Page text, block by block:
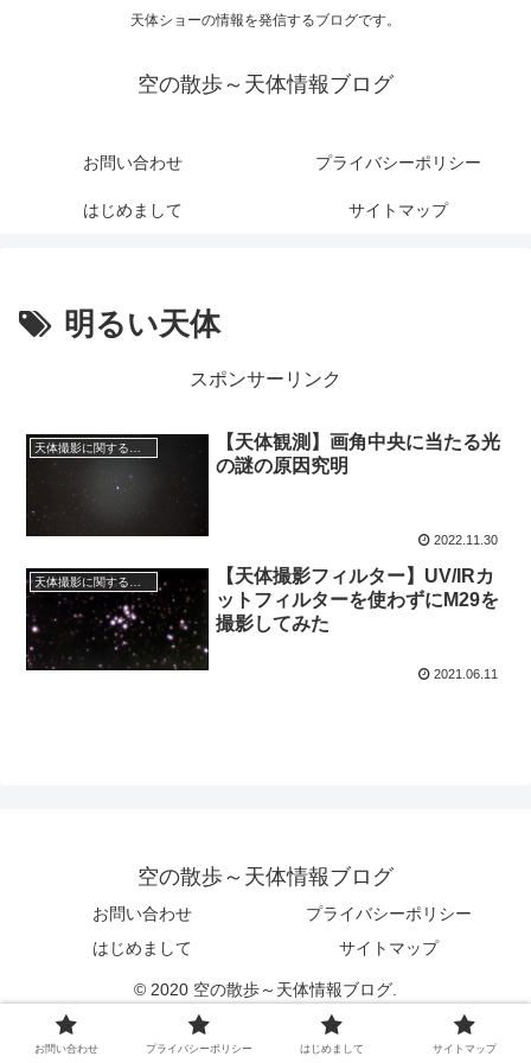
天体ショーの情報を発信するブログです。
空の散歩～天体情報ブログ
お問い合わせ プライバシーポリシー
はじめまして サイトマップ
明るい天体
スポンサーリンク
【天体観測】画角中央に当たる光
の謎の原因究明
2022.11.30
【天体撮影フィルター】UV/IRカ
ットフィルターを使わずにM29を
撮影してみた
2021.06.11
空の散歩～天体情報ブログ
お問い合わせ
プライバシーポリシー
はじめまして
サイトマップ
© 2020 空の散歩～天体情報ブログ.
お問い合わせ プライバシーポリシー はじめまして サイトマップ